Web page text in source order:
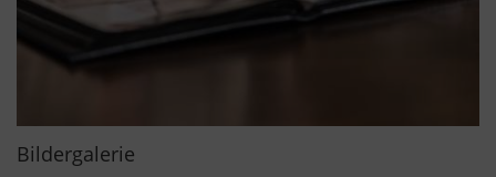
Bildergalerie